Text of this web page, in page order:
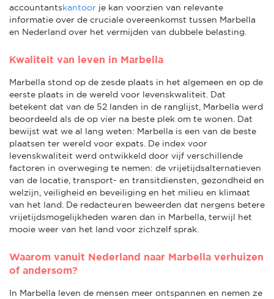
accountantskantoor je kan voorzien van relevante
informatie over de cruciale overeenkomst tussen Marbella
en Nederland over het vermijden van dubbele belasting.
Kwaliteit van leven in Marbella
Marbella stond op de zesde plaats in het algemeen en op de
eerste plaats in de wereld voor levenskwaliteit. Dat
betekent dat van de 52 landen in de ranglijst, Marbella werd
beoordeeld als de op vier na beste plek om te wonen. Dat
bewijst wat we al lang weten: Marbella is een van de beste
plaatsen ter wereld voor expats. De index voor
levenskwaliteit werd ontwikkeld door vijf verschillende
factoren in overweging te nemen: de vrijetijdsalternatieven
van de locatie, transport- en transitdiensten, gezondheid en
welzijn, veiligheid en beveiliging en het milieu en klimaat
van het land. De redacteuren beweerden dat nergens betere
vrijetijdsmogelijkheden waren dan in Marbella, terwijl het
mooie weer van het land voor zichzelf sprak.
Waarom vanuit Nederland naar Marbella verhuizen
of andersom?
In Marbella leven de mensen meer ontspannen en nemen ze